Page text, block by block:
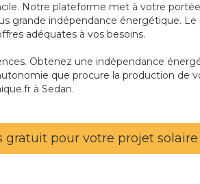
Notre plateforme met à votre
grande indépendance énergétique.
adéquates à vos besoins.
Obtenez une indépendance
que procure la production de
à Sedan.
gratuit pour votre projet solaire